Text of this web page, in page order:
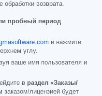
возврата.
пробный период
и нажмите
углу.
ваше имя пользователя и
в раздел «Заказы/
лицензией будет